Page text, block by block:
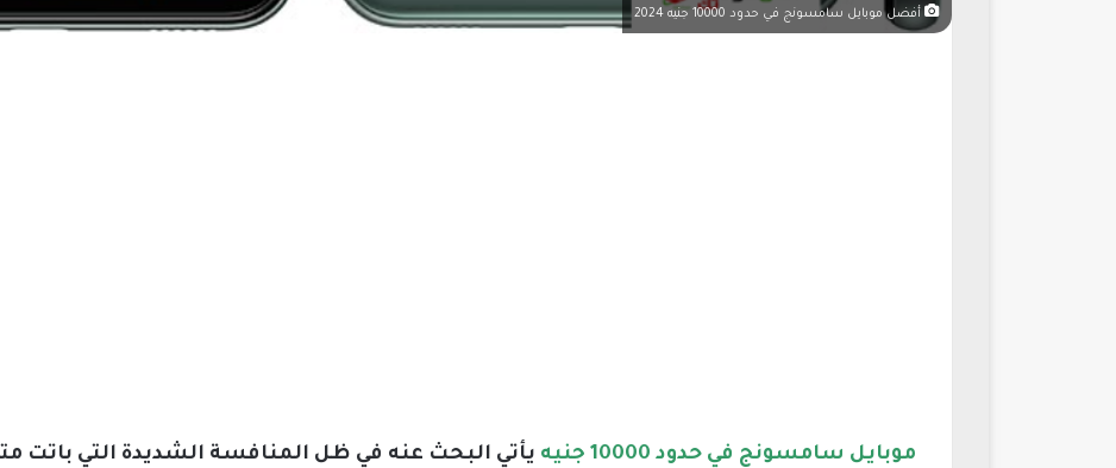
أفضل موبايل سامسونج في حدود 10000 جنيه 2024
موبايل سامسونج في حدود 10000 جنيه
يأتي البحث عنه في ظل المنافسة الشديدة التي باتت